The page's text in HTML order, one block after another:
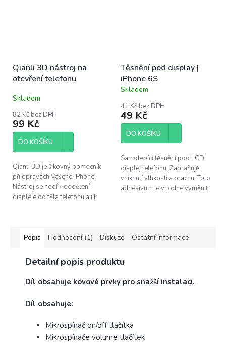
Qianli 3D nástroj na
otevření telefonu
Skladem
82 Kč bez DPH
99 Kč
DO KOŠÍKU
Qianli 3D je šikovný pomocník
při opravách Vašeho iPhone.
Nástroj se hodí k oddělení
displeje od těla telefonu a i k
Těsnění pod display |
iPhone 6S
Průměrné
produktu
je
5,0
hvězdiček.
Skladem
41 Kč bez DPH
49 Kč
DO KOŠÍKU
Samolepící těsnění pod LCD
displej telefonu. Zabraňujě
vniknutí vlhkosti a prachu. Toto
adhesivum je vhodné vyměnit
Popis Hodnocení (1) Diskuze Ostatní informace
Detailní popis produktu
Díl obsahuje kovové prvky pro snažší instalaci.
Díl obsahuje:
Mikrospínač on/off tlačítka
Mikrospínače volume tlačítek